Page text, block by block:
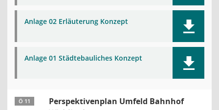
Anlage 02 Erläuterung Konzept
Anlage 01 Städtebauliches Konzept
Ö 11
Perspektivenplan Umfeld Bahnhof